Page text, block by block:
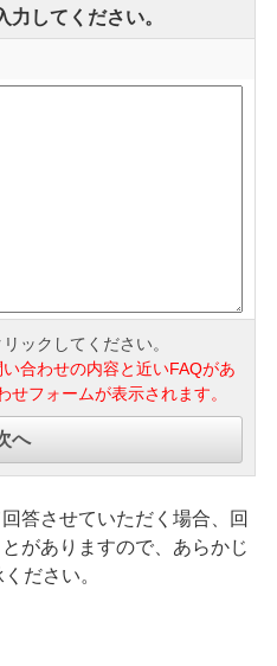
力してください。
ックしてください。
合わせの内容と近いFAQがあ
フォームが表示されます。
答させていただく場合、回
がありますので、あらかじ
ださい。